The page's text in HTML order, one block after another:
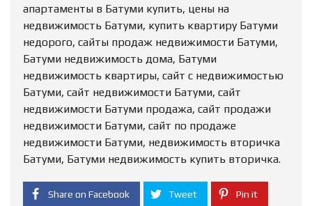
апартаменты в Батуми купить, цены на
недвижимость Батуми, купить квартиру Батуми
недорого, сайты продаж недвижимости Батуми,
Батуми недвижимость дома, Батуми
недвижимость квартиры, сайт с недвижимостью
Батуми, сайт недвижимости Батуми, сайт
недвижимости Батуми продажа, сайт продажи
недвижимости Батуми, сайт по продаже
недвижимости Батуми, недвижимость вторичка
Батуми, Батуми недвижимость купить вторичка.
Share on Facebook Tweet Pin it